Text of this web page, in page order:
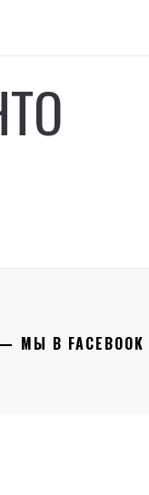
МЫ В FACEBOOK